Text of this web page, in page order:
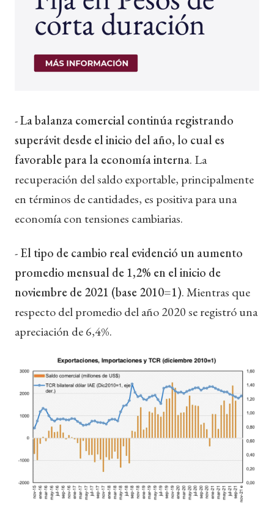
-La balanza comercial continúa registrando
superávit desde el inicio del año, lo cual es
favorable para la economía interna. La
recuperación del saldo exportable, principalmente
en términos de cantidades, es positiva para una
economía con tensiones cambiarias.
-El tipo de cambio real evidenció un aumento
promedio mensual de 1,2% en el inicio de
noviembre de 2021 (base 2010=1). Mientras que
respecto del promedio del año 2020 se registró una
apreciación de 6,4%.